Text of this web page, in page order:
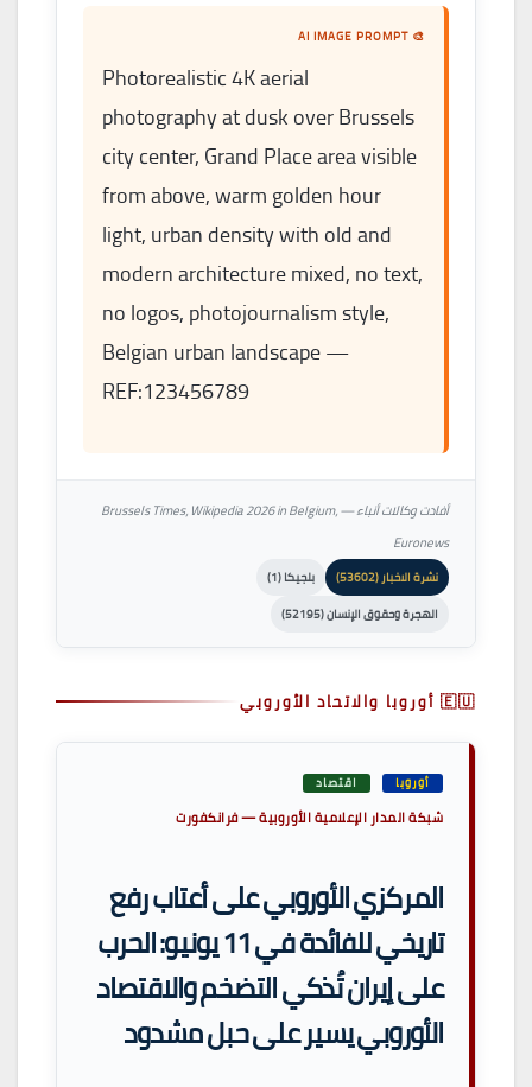
🎨 AI IMAGE PROMPT
Photorealistic 4K aerial
photography at dusk over Brussels
city center, Grand Place area visible
from above, warm golden hour
light, urban density with old and
modern architecture mixed, no text,
no logos, photojournalism style,
Belgian urban landscape —
REF:123456789
أفادت وكالات أنباء — Brussels Times، Wikipedia 2026 in Belgium،
Euronews
نشرة الاخبار (53602)
بلجيكا (1)
الهجرة وحقوق الإنسان (52195)
🇪🇺 أوروبا والاتحاد الأوروبي
أوروبا اقتصاد
شبكة المدار الإعلامية الأوروبية — فرانكفورت
المركزي الأوروبي على أعتاب رفع
تاريخي للفائدة في 11 يونيو: الحرب
على إيران تُذكي التضخم والاقتصاد
الأوروبي يسير على حبل مشدود